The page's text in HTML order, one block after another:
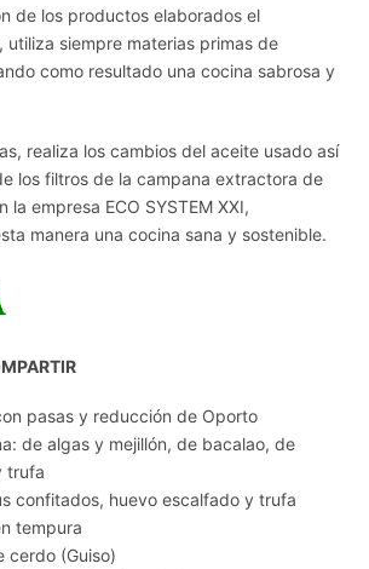
de los productos elaborados el
utiliza siempre materias primas de
como resultado una cocina sabrosa y
realiza los cambios del aceite usado así
los filtros de la campana extractora de
la empresa ECO SYSTEM XXI,
manera una cocina sana y sostenible.
pasas y reducción de Oporto
de algas y mejillón, de bacalao, de
trufa
confitados, huevo escalfado y trufa
tempura
cerdo (Guiso)